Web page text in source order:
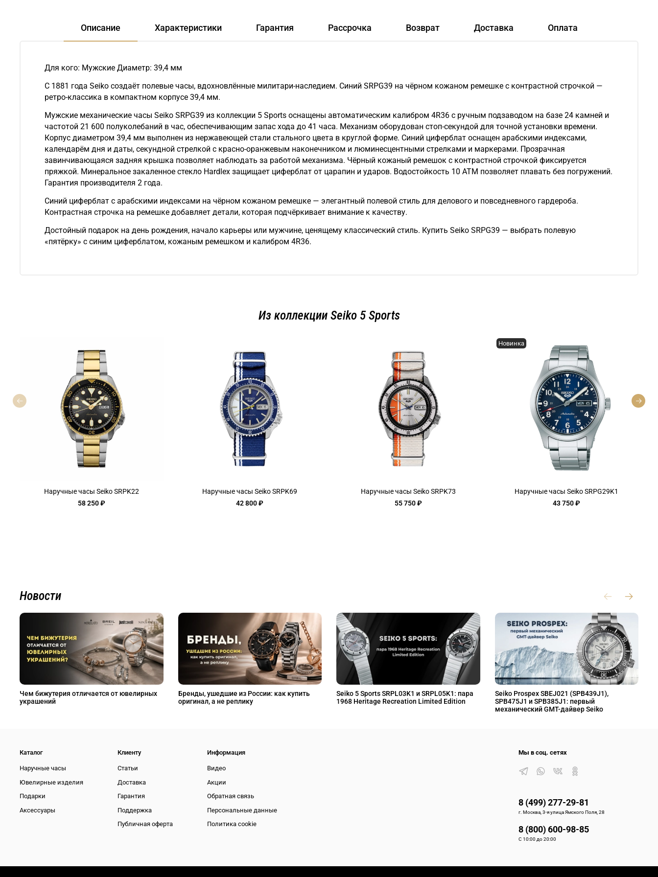
Описание Характеристики Гарантия Рассрочка Возврат Доставка Оплата
Для кого: Мужские Диаметр: 39,4 мм
С 1881 года Seiko создаёт полевые часы, вдохновлённые милитари-наследием. Синий SRPG39 на чёрном кожаном ремешке с контрастной строчкой —
ретро-классика в компактном корпусе 39,4 мм.
Мужские механические часы Seiko SRPG39 из коллекции 5 Sports оснащены автоматическим калибром 4R36 с ручным подзаводом на базе 24 камней и
частотой 21 600 полуколебаний в час, обеспечивающим запас хода до 41 часа. Механизм оборудован стоп-секундой для точной установки времени.
Корпус диаметром 39,4 мм выполнен из нержавеющей стали стального цвета в круглой форме. Синий циферблат оснащен арабскими индексами,
календарём дня и даты, секундной стрелкой с красно-оранжевым наконечником и люминесцентными стрелками и маркерами. Прозрачная
завинчивающаяся задняя крышка позволяет наблюдать за работой механизма. Чёрный кожаный ремешок с контрастной строчкой фиксируется
пряжкой. Минеральное закаленное стекло Hardlex защищает циферблат от царапин и ударов. Водостойкость 10 АТМ позволяет плавать без погружений.
Гарантия производителя 2 года.
Синий циферблат с арабскими индексами на чёрном кожаном ремешке — элегантный полевой стиль для делового и повседневного гардероба.
Контрастная строчка на ремешке добавляет детали, которая подчёркивает внимание к качеству.
Достойный подарок на день рождения, начало карьеры или мужчине, ценящему классический стиль. Купить Seiko SRPG39 — выбрать полевую
«пятёрку» с синим циферблатом, кожаным ремешком и калибром 4R36.
Из коллекции Seiko 5 Sports
Наручные часы Seiko SRPK22
58 250 ₽
Наручные часы Seiko SRPK69
42 800 ₽
Наручные часы Seiko SRPK73
55 750 ₽
Новинка
Наручные часы Seiko SRPG29K1
43 750 ₽
Новости
Чем бижутерия отличается от ювелирных
украшений
Бренды, ушедшие из России: как купить
оригинал, а не реплику
Seiko 5 Sports SRPL03K1 и SRPL05K1: пара
1968 Heritage Recreation Limited Edition
Seiko Prospex SBEJ021 (SPB439J1),
SPB475J1 и SPB385J1: первый
механический GMT-дайвер Seiko
Каталог
Наручные часы
Ювелирные изделия
Подарки
Аксессуары
Клиенту
Статьи
Доставка
Гарантия
Поддержка
Публичная оферта
Информация
Видео
Акции
Обратная связь
Персональные данные
Политика cookie
Мы в соц. сетях
8 (499) 277-29-81
г. Москва, 3-я улица Ямского Поля, 28
8 (800) 600-98-85
С 10:00 до 20:00